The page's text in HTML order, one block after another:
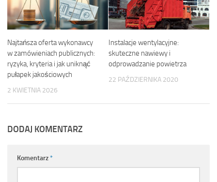
Najtańsza oferta wykonawcy
w zamówieniach publicznych:
ryzyka, kryteria i jak uniknąć
pułapek jakościowych
2 KWIETNIA 2026
Instalacje wentylacyjne:
skuteczne nawiewy i
odprowadzanie powietrza
22 PAŹDZIERNIKA 2020
DODAJ KOMENTARZ
Komentarz*